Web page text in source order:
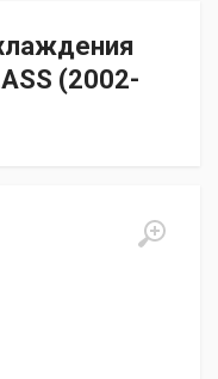
(2002-